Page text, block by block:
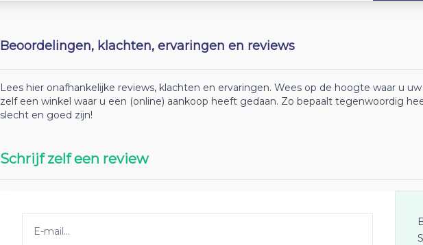
Beoordelingen, klachten, ervaringen en reviews
Lees hier onafhankelijke reviews, klachten en ervaringen. Wees op de hoogte waar u
zelf een winkel waar u een (online) aankoop heeft gedaan. Zo bepaalt tegenwoordig
slecht en goed zijn!
Schrijf zelf een review